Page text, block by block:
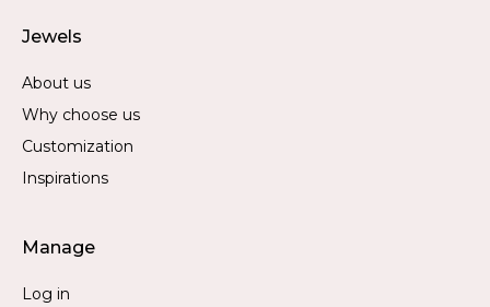
Jewels
About us
Why choose us
Customization
Inspirations
Manage
Log in